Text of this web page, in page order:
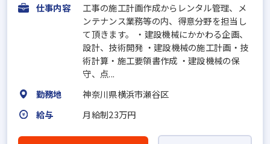
仕事内容
工事の施工計画作成からレンタル管理、メ
ンテナンス業務等の内、得意分野を担当し
て頂きます。 ・建設機械にかかわる企画、
設計、技術開発 ・建設機械の施工計画・技
術計算・施工要領書作成 ・建設機械の保
守、点...
勤務地
神奈川県横浜市瀬谷区
給与
月給制23万円